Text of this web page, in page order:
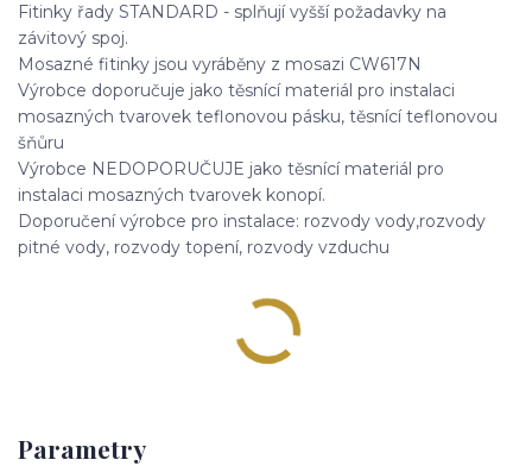
Fitinky řady STANDARD - splňují vyšší požadavky na
závitový spoj.
Mosazné fitinky jsou vyráběny z mosazi CW617N
Výrobce doporučuje jako těsnící materiál pro instalaci
mosazných tvarovek teflonovou pásku, těsnící teflonovou
šňůru
Výrobce NEDOPORUČUJE jako těsnící materiál pro
instalaci mosazných tvarovek konopí.
Doporučení výrobce pro instalace: rozvody vody,rozvody
pitné vody, rozvody topení, rozvody vzduchu
Parametry